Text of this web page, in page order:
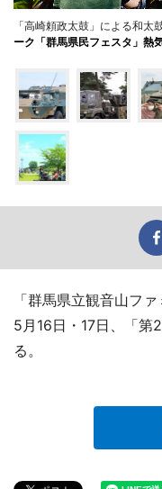
「高崎頼政太鼓」による和
ーク「群馬県民フェスタ」
「群馬県立観音山フ
5月16日・17日、「第
る。